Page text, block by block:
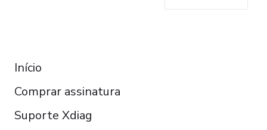
English
Início
Comprar assinatura
Suporte Xdiag